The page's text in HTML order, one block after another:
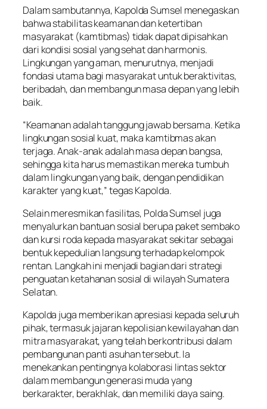
Dalam sambutannya, Kapolda Sumsel menegaskan
bahwa stabilitas keamanan dan ketertiban
masyarakat (kamtibmas) tidak dapat dipisahkan
dari kondisi sosial yang sehat dan harmonis.
Lingkungan yang aman, menurutnya, menjadi
fondasi utama bagi masyarakat untuk beraktivitas,
beribadah, dan membangun masa depan yang lebih
baik.
“Keamanan adalah tanggung jawab bersama. Ketika
lingkungan sosial kuat, maka kamtibmas akan
terjaga. Anak-anak adalah masa depan bangsa,
sehingga kita harus memastikan mereka tumbuh
dalam lingkungan yang baik, dengan pendidikan
karakter yang kuat,” tegas Kapolda.
Selain meresmikan fasilitas, Polda Sumsel juga
menyalurkan bantuan sosial berupa paket sembako
dan kursi roda kepada masyarakat sekitar sebagai
bentuk kepedulian langsung terhadap kelompok
rentan. Langkah ini menjadi bagian dari strategi
penguatan ketahanan sosial di wilayah Sumatera
Selatan.
Kapolda juga memberikan apresiasi kepada seluruh
pihak, termasuk jajaran kepolisian kewilayahan dan
mitra masyarakat, yang telah berkontribusi dalam
pembangunan panti asuhan tersebut. Ia
menekankan pentingnya kolaborasi lintas sektor
dalam membangun generasi muda yang
berkarakter, berakhlak, dan memiliki daya saing.